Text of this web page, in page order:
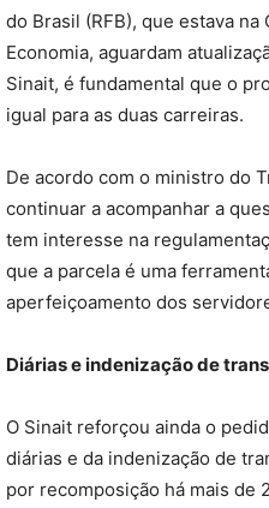
do Brasil (RFB), que estava
Economia, aguardam
Sinait, é fundamental que o
igual para as duas carreiras.
De acordo com o ministro do
continuar a acompanhar a
tem interesse na
que a parcela é uma
aperfeiçoamento dos
Diárias e indenização de
O Sinait reforçou ainda o
diárias e da indenização de
por recomposição há mais de